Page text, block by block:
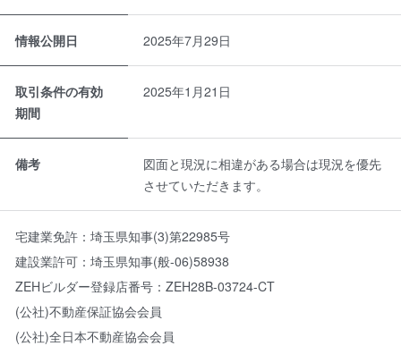
情報公開日 2025年7月29日
取引条件の有効
期間
2025年1月21日
備考
図面と現況に相違がある場合は現況を優先
させていただきます。
宅建業免許： 埼玉県知事(3)第22985号
建設業許可： 埼玉県知事(般-06)58938
ZEHビルダー登録店番号： ZEH28B-03724-CT
(公社)不動産保証協会会員
(公社)全日本不動産協会会員